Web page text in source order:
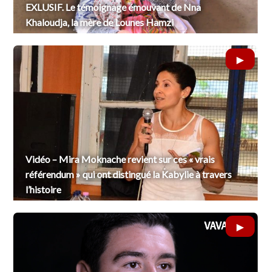
EXLUSIF. Le témoignage émouvant de Nna
Khaloudja, la mère de Lounes Hamzi
Vidéo – Mira Moknache revient sur ces « vrais
référendum » qui ont distingué la Kabylie à travers
l’histoire